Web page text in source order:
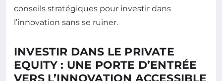
conseils stratégiques pour investir dans
l’innovation sans se ruiner.
INVESTIR DANS LE PRIVATE
EQUITY : UNE PORTE D’ENTRÉE
VERS L’INNOVATION ACCESSIBLE